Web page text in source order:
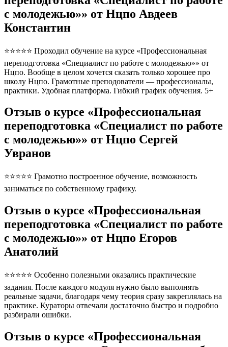
с молодежью»» от Нцпо Авдеев
Константин
⭐⭐⭐⭐⭐ Проходил обучение на курсе «Профессиональная
переподготовка «Специалист по работе с молодежью»» от
Нцпо. Вообще в целом хочется сказать только хорошее про
школу Нцпо. Грамотные преподователи — профессионалы,
практики. Удобная платформа. Гибкий график обучения. 5+
Отзыв о курсе «Профессиональная
переподготовка «Специалист по работе
с молодежью»» от Нцпо Сергей
Увранов
⭐⭐⭐⭐⭐ Грамотно построенное обучение, возможность
заниматься по собственному графику.
Отзыв о курсе «Профессиональная
переподготовка «Специалист по работе
с молодежью»» от Нцпо Егоров
Анатолий
⭐⭐⭐⭐⭐ Особенно полезными оказались практические
задания. После каждого модуля нужно было выполнять
реальные задачи, благодаря чему теория сразу закреплялась на
практике. Кураторы отвечали достаточно быстро и подробно
разбирали ошибки.
Отзыв о курсе «Профессиональная